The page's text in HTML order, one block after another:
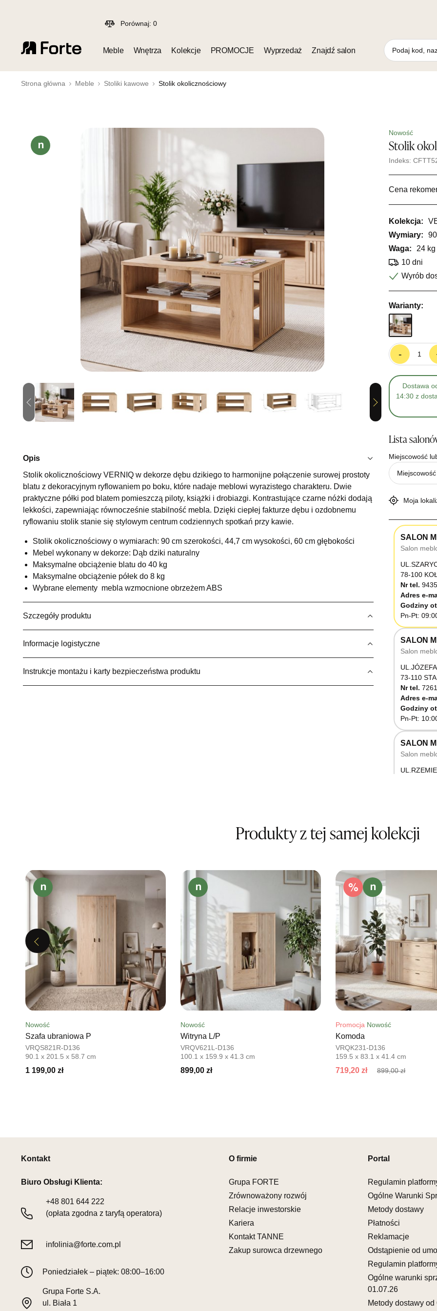
Porównaj: 0
Meble Wnętrza Kolekcje PROMOCJE Wyprzedaż Znajdź salon
Strona główna Meble Stoliki kawowe Stolik okolicznościowy
Previous Next
Opis
Stolik okolicznościowy VERNIQ w dekorze dębu dzikiego to harmonijne połączenie surowej prostoty
blatu z dekoracyjnym ryflowaniem po boku, które nadaje meblowi wyrazistego charakteru. Dwie
praktyczne półki pod blatem pomieszczą piloty, książki i drobiazgi. Kontrastujące czarne nóżki dodają
lekkości, zapewniając równocześnie stabilność mebla. Dzięki ciepłej fakturze dębu i ozdobnemu
ryflowaniu stolik stanie się stylowym centrum codziennych spotkań przy kawie.
Stolik okolicznościowy o wymiarach: 90 cm szerokości, 44,7 cm wysokości, 60 cm głębokości
Mebel wykonany w dekorze: Dąb dziki naturalny
Maksymalne obciążenie blatu do 40 kg
Maksymalne obciążenie półek do 8 kg
Wybrane elementy mebla wzmocnione obrzeżem ABS
Szczegóły produktu
Informacje logistyczne
Instrukcje montażu i karty bezpieczeństwa produktu
Nowość
Stolik
Indeks:
Cena
Kolekcja:
Wymiary:
Waga:
24 kg
10 dni
Wyrób
Warianty:
-
Dostawa
14:30 z
Lista
Miejscowość
Moja
SALON
Salon
78-100
Nr tel.
Adres e-
Godziny
Pn-Pt:
SALON
Salon
73-110
Nr tel.
Adres e-
Godziny
Pn-Pt:
SALON
Salon
SALON
Adres e-
Godziny
Pn-Pt:
SALON
Salon
76-200
Nr tel.
Adres e-
Godziny
78-600
Nr tel. 67-
Adres e-
Godziny
SALON
Adres e-
Produkty z tej samej kolekcji
Previous
Nowość
Szafa ubraniowa P
VRQS821R-D136
90.1 x 201.5 x 58.7 cm
1 199,00 zł
Nowość
Witryna L/P
VRQV621L-D136
100.1 x 159.9 x 41.3 cm
899,00 zł
Promocja Nowość
Komoda
VRQK231-D136
159.5 x 83.1 x 41.4 cm
719,20 zł 899,00 zł
Kontakt
Biuro Obsługi Klienta:
+48 801 644 222
(opłata zgodna z taryfą operatora)
infolinia@forte.com.pl
Poniedziałek – piątek: 08:00–16:00
Grupa Forte S.A.
ul. Biała 1
O firmie
Grupa FORTE
Zrównoważony rozwój
Relacje inwestorskie
Kariera
Kontakt TANNE
Zakup surowca drzewnego
Portal
Regulamin
Ogólne Warunki
Metody dostawy
Płatności
Reklamacje
Odstąpienie od
Regulamin
Ogólne warunki
01.07.26
Metody dostawy od